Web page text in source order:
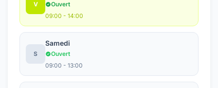
V
Ouvert
09:00 - 14:00
S
Samedi
Ouvert
09:00 - 13:00